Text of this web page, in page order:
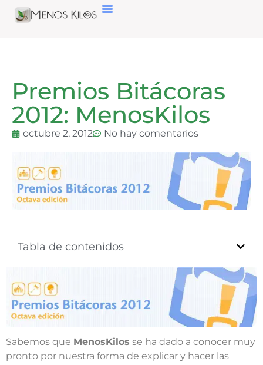
Premios Bitácoras
2012: MenosKilos
octubre 2, 2012 No hay comentarios
Tabla de contenidos
Sabemos que MenosKilos se ha dado a conocer muy
pronto por nuestra forma de explicar y hacer las